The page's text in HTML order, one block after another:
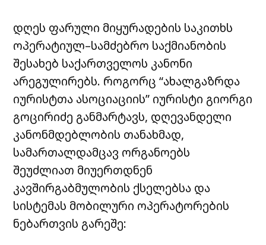
დღეს ფარული მიყურადების საკითხს
ოპერატიულ–სამძებრო საქმიანობის
შესახებ საქართველოს კანონი
არეგულირებს. როგორც “ახალგაზრდა
იურისტთა ასოციაციის” იურისტი გიორგი
გოცირიძე განმარტავს, დღევანდელი
კანონმდებლობის თანახმად,
სამართალდამცავ ორგანოებს
შეუძლიათ მიუერთდნენ
კავშირგაბმულობის ქსელებსა და
სისტემას მობილური ოპერატორების
ნებართვის გარეშე: